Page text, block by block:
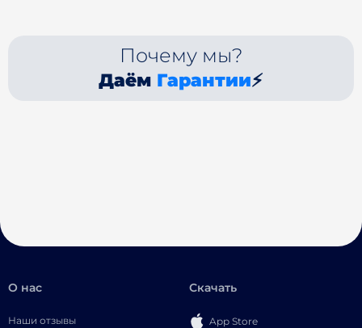
Почему мы?
Даём Гарантии⚡
О нас
Наши отзывы
Скачать
App Store